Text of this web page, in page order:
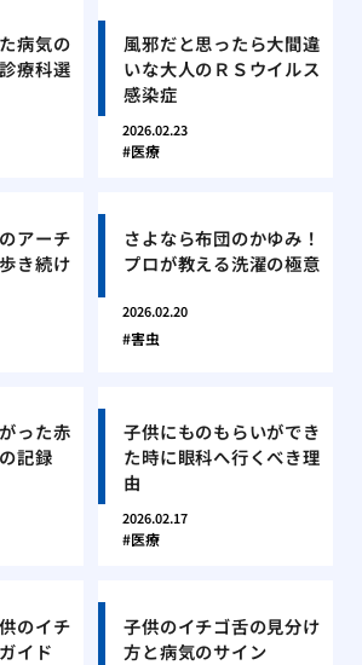
病気の
療科選
風邪だと思ったら大間違
いな大人のＲＳウイルス
感染症
2026.02.23
医療
アーチ
き続け
さよなら布団のかゆみ！
プロが教える洗濯の極意
2026.02.20
害虫
った赤
記録
子供にものもらいができ
た時に眼科へ行くべき理
由
2026.02.17
医療
のイチ
イド
子供のイチゴ舌の見分け
方と病気のサイン